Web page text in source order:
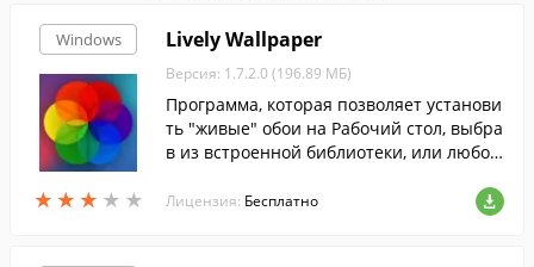
Windows
★ ★ ★ ★ ★
★ ★ ★ ★ ★
Lively Wallpaper
Версия: 1.7.2.0 (196.89 МБ)
Программа, которая позволяет установи
ть "живые" обои на Рабочий стол, выбра
в из встроенной библиотеки, или любог
Лицензия: Бесплатно